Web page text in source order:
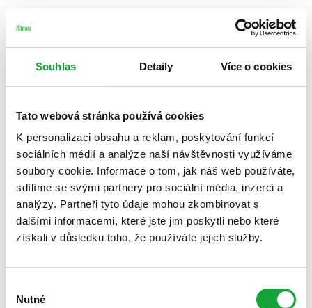
Souhlas Detaily Více o cookies
Tato webová stránka používá cookies
K personalizaci obsahu a reklam, poskytování funkcí
sociálních médií a analýze naší návštěvnosti využíváme
soubory cookie. Informace o tom, jak náš web používáte,
sdílíme se svými partnery pro sociální média, inzerci a
analýzy. Partneři tyto údaje mohou zkombinovat s
dalšími informacemi, které jste jim poskytli nebo které
získali v důsledku toho, že používáte jejich služby.
souhlasu
Nutné